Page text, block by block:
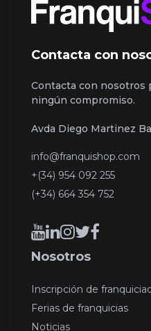
Contacta con
Contacta con nosotros
ningún compromiso.
Avda Diego Martinez
info@franquishop.com
+(34) 954 092 255
(+34) 664 354 752
Nosotros
Inscripción de
Ferias de franquicias
Noticias